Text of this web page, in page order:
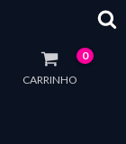
CARRINHO
0